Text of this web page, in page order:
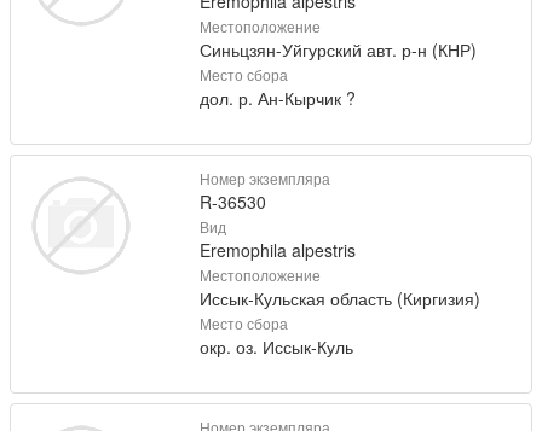
Местоположение
Синьцзян-Уйгурский авт. р-н (КНР)
Место сбора
дол. р. Ан-Кырчик ?
Номер экземпляра
R-36530
Вид
Eremophila alpestris
Местоположение
Иссык-Кульская область (Киргизия)
Место сбора
окр. оз. Иссык-Куль
Номер экземпляра